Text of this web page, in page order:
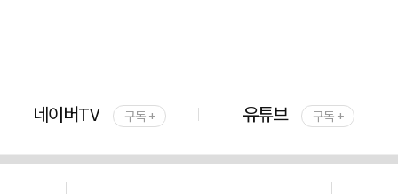
네이버TV 구독 + 유튜브 구독 +